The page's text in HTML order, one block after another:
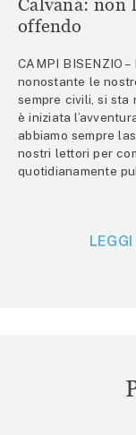
offendo
CAMPI BISENZIO
nonostante le
sempre civili, si sta
è iniziata
abbiamo sempre
nostri lettori per
quotidianamente